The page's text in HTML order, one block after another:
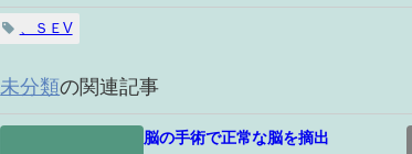
、ＳＥV
未分類の関連記事
脳の手術で正常な脳を摘出